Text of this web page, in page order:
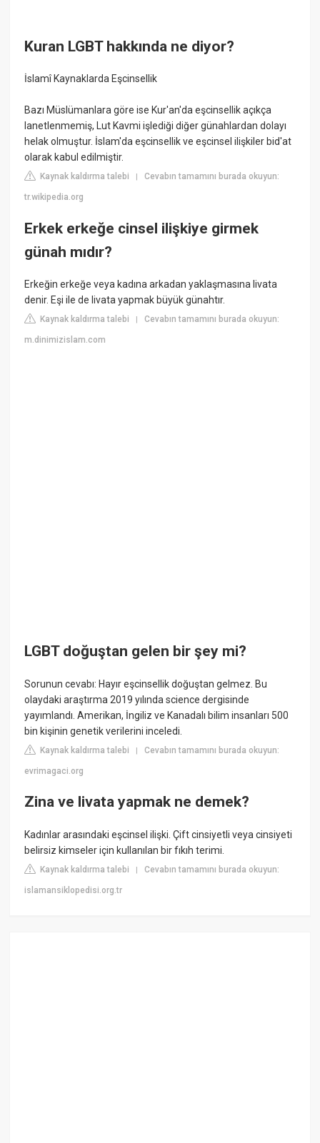
Kuran LGBT hakkında ne diyor?
İslamî Kaynaklarda Eşcinsellik
Bazı Müslümanlara göre ise Kur'an'da eşcinsellik açıkça
lanetlenmemiş, Lut Kavmi işlediği diğer günahlardan dolayı
helak olmuştur. İslam'da eşcinsellik ve eşcinsel ilişkiler bid'at
olarak kabul edilmiştir.
Kaynak kaldırma talebi |Cevabın tamamını burada okuyun:
tr.wikipedia.org
Erkek erkeğe cinsel ilişkiye girmek
günah mıdır?
Erkeğin erkeğe veya kadına arkadan yaklaşmasına livata
denir. Eşi ile de livata yapmak büyük günahtır.
Kaynak kaldırma talebi |Cevabın tamamını burada okuyun:
m.dinimizislam.com
LGBT doğuştan gelen bir şey mi?
Sorunun cevabı: Hayır eşcinsellik doğuştan gelmez. Bu
olaydaki araştırma 2019 yılında science dergisinde
yayımlandı. Amerikan, İngiliz ve Kanadalı bilim insanları 500
bin kişinin genetik verilerini inceledi.
Kaynak kaldırma talebi |Cevabın tamamını burada okuyun:
evrimagaci.org
Zina ve livata yapmak ne demek?
Kadınlar arasındaki eşcinsel ilişki. Çift cinsiyetli veya cinsiyeti
belirsiz kimseler için kullanılan bir fıkıh terimi.
Kaynak kaldırma talebi |Cevabın tamamını burada okuyun:
islamansiklopedisi.org.tr